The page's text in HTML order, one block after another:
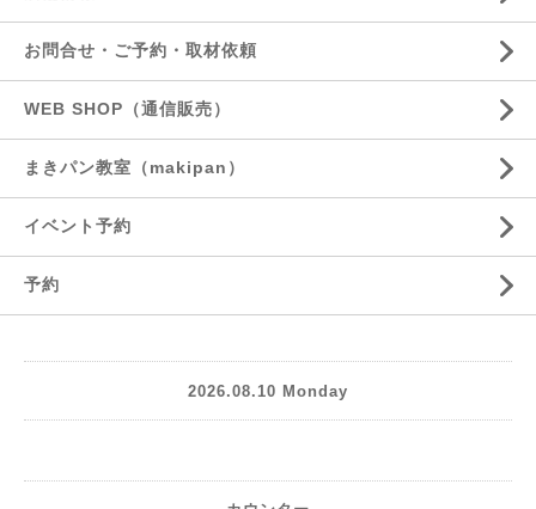
お問合せ・ご予約・取材依頼
WEB SHOP（通信販売）
まきパン教室（makipan）
イベント予約
予約
2026.08.10 Monday